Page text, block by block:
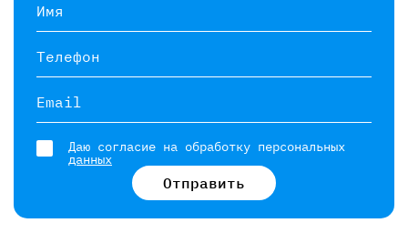
Имя
Телефон
Email
Даю согласие на обработку персональных
данных
Отправить